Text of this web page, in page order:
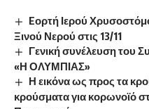
Eορτή Ιερού
Ξινού Νερού στις 13/11
Γενική συνέλευση του
«Η ΟΛΥΜΠΙΑΣ»
Η εικόνα ως προς τα
κρούσματα για κορωνοϊό